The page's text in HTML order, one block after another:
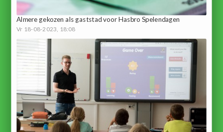
Almere gekozen als gaststad voor Hasbro Spelendagen
Vr 18-08-2023, 18:08